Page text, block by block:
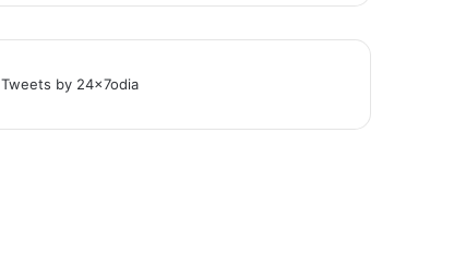
Tweets by 24x7odia